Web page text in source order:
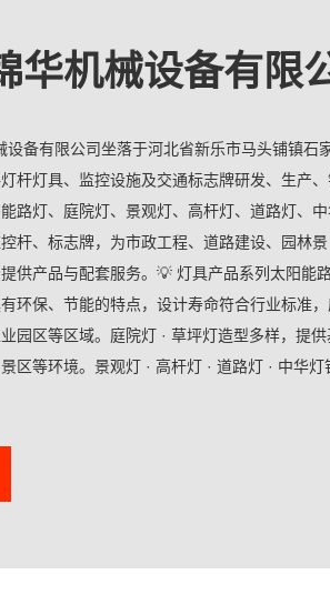
华机械设备有限
备有限公司坐落于河北省新乐市马头铺镇石
杆灯具、监控设施及交通标志牌研发、生产、
路灯、庭院灯、景观灯、高杆灯、道路灯、
杆、标志牌，为市政工程、道路建设、园林景
供产品与配套服务。💡 灯具产品系列太阳能
环保、节能的特点，设计寿命符合行业标准
园区等区域。庭院灯 · 草坪灯造型多样，提供
区等环境。景观灯 · 高杆灯 · 道路灯 · 中华灯